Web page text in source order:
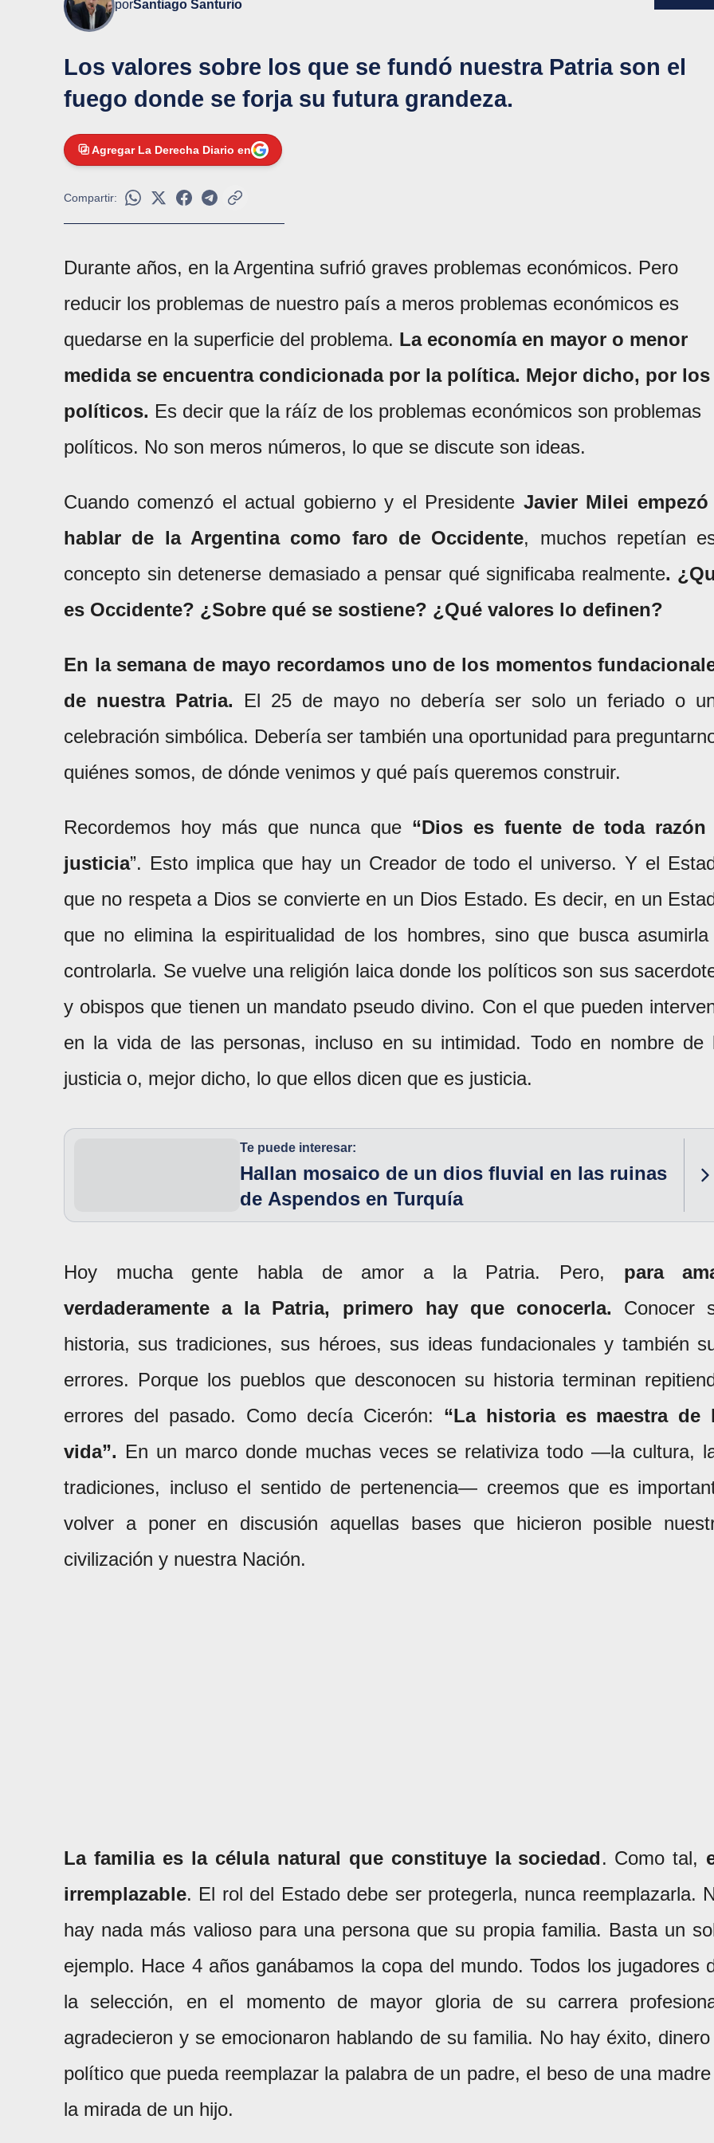
porSantiago Santurio
Los valores sobre los que se fundó nuestra Patria son el
fuego donde se forja su futura grandeza.
Agregar La Derecha Diario en
Compartir:
Durante años, en la Argentina sufrió graves problemas económicos. Pero
reducir los problemas de nuestro país a meros problemas económicos es
quedarse en la superficie del problema. La economía en mayor o menor
medida se encuentra condicionada por la política. Mejor dicho, por los
políticos. Es decir que la ráíz de los problemas económicos son problemas
políticos. No son meros números, lo que se discute son ideas.
Cuando comenzó el actual gobierno y el Presidente Javier Milei empezó
hablar de la Argentina como faro de Occidente, muchos repetían
concepto sin detenerse demasiado a pensar qué significaba realmente.
es Occidente? ¿Sobre qué se sostiene? ¿Qué valores lo definen?
En la semana de mayo recordamos uno de los momentos
de nuestra Patria. El 25 de mayo no debería ser solo un feriado o
celebración simbólica. Debería ser también una oportunidad para
quiénes somos, de dónde venimos y qué país queremos construir.
Recordemos hoy más que nunca que “Dios es fuente de toda razón
justicia”. Esto implica que hay un Creador de todo el universo. Y el
que no respeta a Dios se convierte en un Dios Estado. Es decir, en un
que no elimina la espiritualidad de los hombres, sino que busca
controlarla. Se vuelve una religión laica donde los políticos son sus
y obispos que tienen un mandato pseudo divino. Con el que pueden
en la vida de las personas, incluso en su intimidad. Todo en nombre de
justicia o, mejor dicho, lo que ellos dicen que es justicia.
Te puede interesar:
Hallan mosaico de un dios fluvial en las ruinas
de Aspendos en Turquía
Hoy mucha gente habla de amor a la Patria. Pero, para
verdaderamente a la Patria, primero hay que conocerla. Conocer
historia, sus tradiciones, sus héroes, sus ideas fundacionales y también
errores. Porque los pueblos que desconocen su historia terminan
errores del pasado. Como decía Cicerón: “La historia es maestra de
vida”. En un marco donde muchas veces se relativiza todo —la cultura,
tradiciones, incluso el sentido de pertenencia— creemos que es
volver a poner en discusión aquellas bases que hicieron posible
civilización y nuestra Nación.
La familia es la célula natural que constituye la sociedad. Como tal,
irremplazable. El rol del Estado debe ser protegerla, nunca reemplazarla.
hay nada más valioso para una persona que su propia familia. Basta un
ejemplo. Hace 4 años ganábamos la copa del mundo. Todos los jugadores
la selección, en el momento de mayor gloria de su carrera
agradecieron y se emocionaron hablando de su familia. No hay éxito,
político que pueda reemplazar la palabra de un padre, el beso de una
la mirada de un hijo.